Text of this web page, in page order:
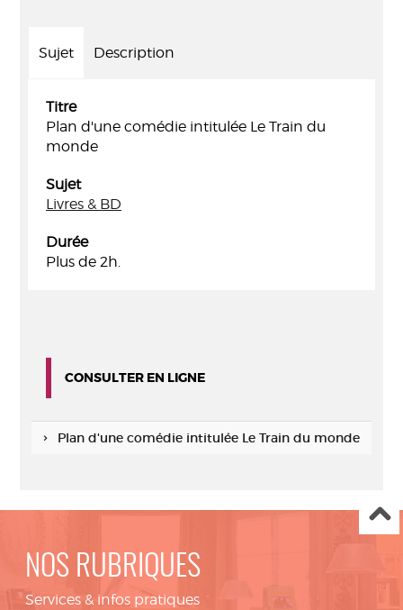
Sujet Description
Titre
Plan d'une comédie intitulée Le Train du
monde
Sujet
Livres & BD
Durée
Plus de 2h.
CONSULTER EN LIGNE
Plan d'une comédie intitulée Le Train du monde
NOS RUBRIQUES
Services & infos pratiques